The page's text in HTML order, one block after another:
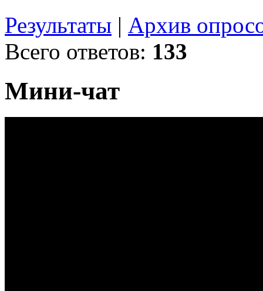
Результаты | Архив
Всего ответов: 133
Мини-чат